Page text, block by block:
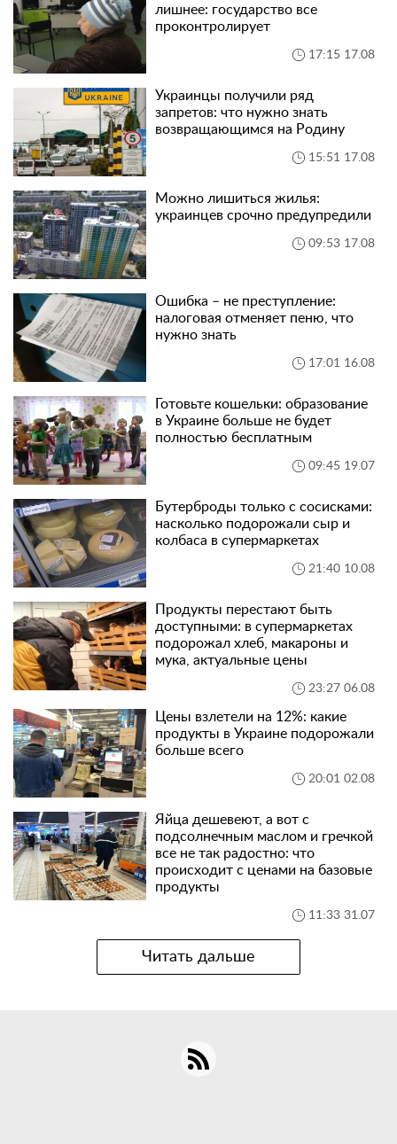
лишнее: государство все
проконтролирует
17:15 17.08
Украинцы получили ряд
запретов: что нужно знать
возвращающимся на Родину
15:51 17.08
Можно лишиться жилья:
украинцев срочно предупредили
09:53 17.08
Ошибка – не преступление:
налоговая отменяет пеню, что
нужно знать
17:01 16.08
Готовьте кошельки: образование
в Украине больше не будет
полностью бесплатным
09:45 19.07
Бутерброды только с сосисками:
насколько подорожали сыр и
колбаса в супермаркетах
21:40 10.08
Продукты перестают быть
доступными: в супермаркетах
подорожал хлеб, макароны и
мука, актуальные цены
23:27 06.08
Цены взлетели на 12%: какие
продукты в Украине подорожали
больше всего
20:01 02.08
Яйца дешевеют, а вот с
подсолнечным маслом и гречкой
все не так радостно: что
происходит с ценами на базовые
продукты
11:33 31.07
Читать дальше